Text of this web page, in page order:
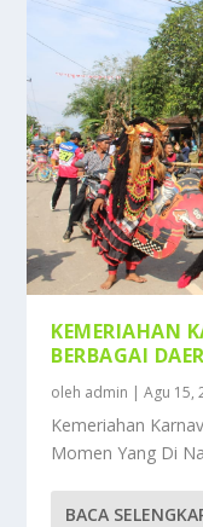
KEMERIAHAN
BERBAGAI
oleh admin |Agu 15,
Kemeriahan
Momen Yang Di
BACA